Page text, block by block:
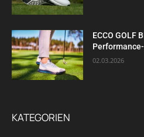
ECCO GOLF
02.03.2026
KATEGORIEN